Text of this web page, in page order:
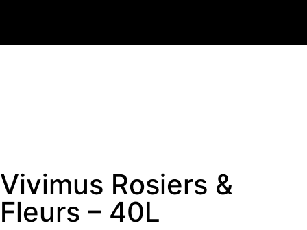
Vivimus Rosiers &
Fleurs – 40L